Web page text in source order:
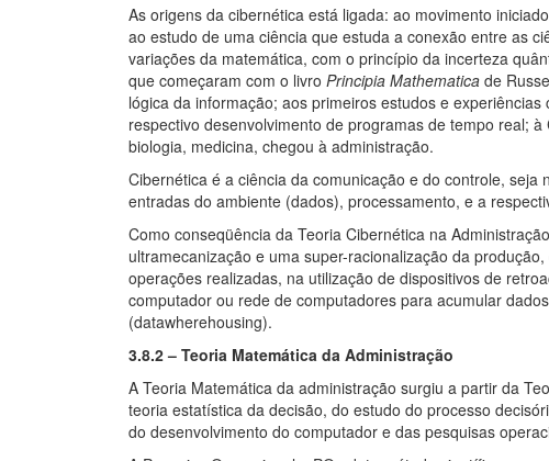
As origens da cibernética está ligada: ao movimento
ao estudo de uma ciência que estuda a conexão entre as
variações da matemática, com o princípio da incerteza
que começaram com o livro Principia Mathematica de
lógica da informação; aos primeiros estudos e
respectivo desenvolvimento de programas de tempo real;
biologia, medicina, chegou à administração.
Cibernética é a ciência da comunicação e do controle,
entradas do ambiente (dados), processamento, e a
Como conseqüência da Teoria Cibernética na
ultramecanização e uma super-racionalização da
operações realizadas, na utilização de dispositivos de
computador ou rede de computadores para acumular
(datawherehousing).
3.8.2 – Teoria Matemática da Administração
A Teoria Matemática da administração surgiu a partir da
teoria estatística da decisão, do estudo do processo
do desenvolvimento do computador e das pesquisas